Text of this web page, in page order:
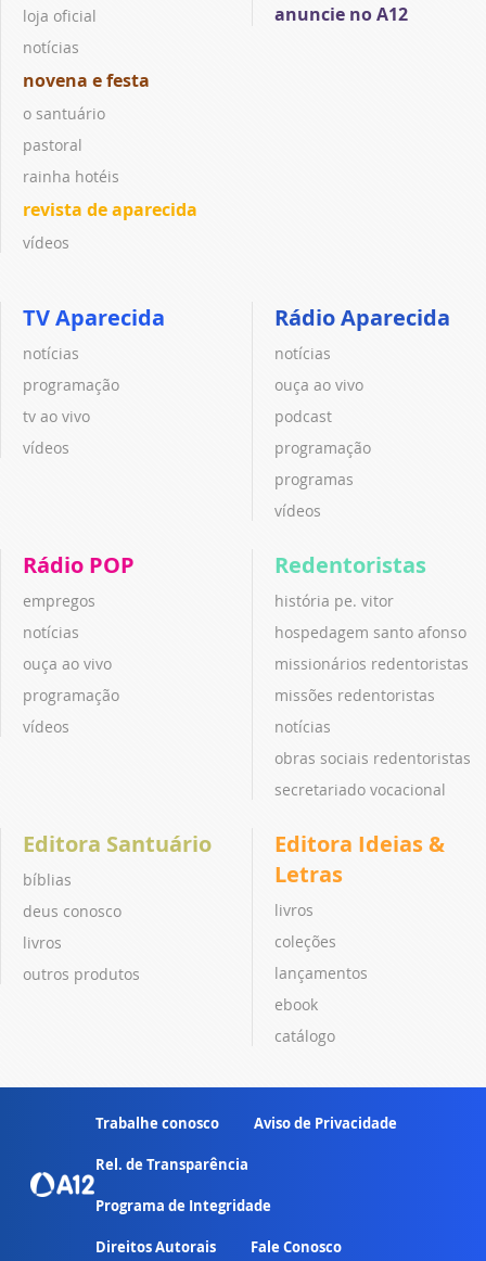
loja oficial
notícias
novena e festa
o santuário
pastoral
rainha hotéis
revista de aparecida
vídeos
anuncie no A12
TV Aparecida
notícias
programação
tv ao vivo
vídeos
Rádio Aparecida
notícias
ouça ao vivo
podcast
programação
programas
vídeos
Rádio POP
empregos
notícias
ouça ao vivo
programação
vídeos
Redentoristas
história pe. vitor
hospedagem santo afonso
missionários redentoristas
missões redentoristas
notícias
obras sociais redentoristas
secretariado vocacional
Editora Santuário
bíblias
deus conosco
livros
outros produtos
Editora Ideias &
Letras
livros
coleções
lançamentos
ebook
catálogo
Trabalhe conosco Aviso de Privacidade
Rel. de Transparência
Programa de Integridade
Direitos Autorais Fale Conosco